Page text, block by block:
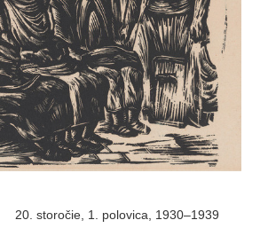
20. storočie, 1. polovica, 1930–1939